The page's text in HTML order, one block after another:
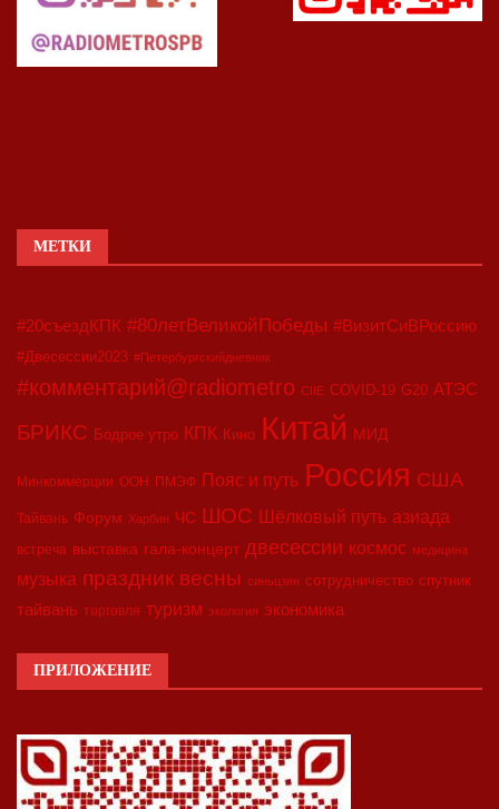
МЕТКИ
#20съездКПК #80летВеликойПобеды #ВизитСиВРоссию
#Двесессии2023 #Петербургскийдневник
#комментарий@radiometro CIIE COVID-19 G20 АТЭС
БРИКС Бодрое утро КПК Кино Китай МИД
Минкоммерции ООН ПМЭФ Пояс и путь Россия США
Тайвань Форум Харбин ЧС ШОС Шёлковый путь азиада
встреча выставка гала-концерт двесессии космос медицина
музыка праздник весны синьцзян сотрудничество спутник
тайвань торговля туризм экология экономика
ПРИЛОЖЕНИЕ